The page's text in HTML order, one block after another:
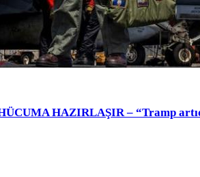
HAZIRLAŞIR – “Tramp